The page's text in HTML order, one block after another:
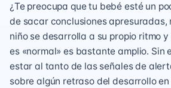
¿Te preocupa que tu bebé esté un
de sacar conclusiones
niño se desarrolla a su propio ritmo y
es «normal» es bastante amplio. Sin
estar al tanto de las señales de
sobre algún retraso del desarrollo en